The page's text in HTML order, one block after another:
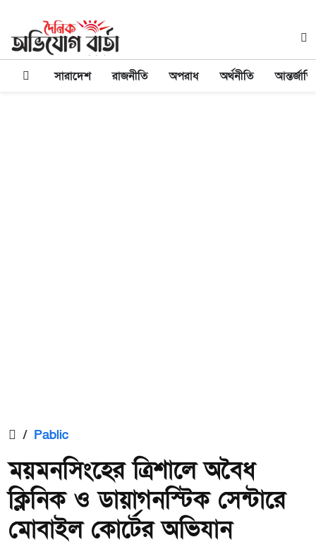
সারাদেশ রাজনীতি অপরাধ অর্থনীতি
/ Pablic
ময়মনসিংহের ত্রিশালে অবৈধ
ক্লিনিক ও ডায়াগনস্টিক সেন্টারে
মোবাইল কোর্টের অভিযান